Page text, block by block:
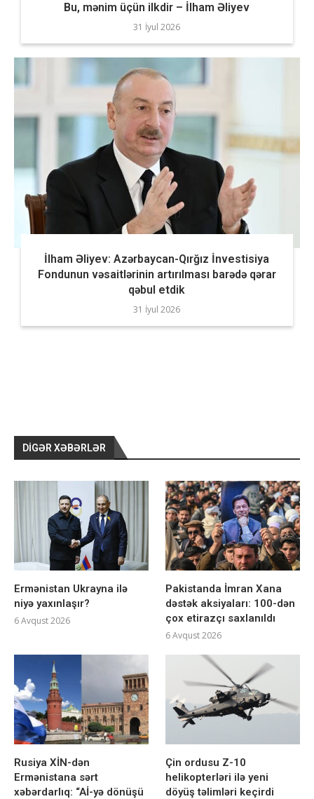
Bu, mənim üçün ilkdir – İlham Əliyev
31 İyul 2026
İlham Əliyev: Azərbaycan-Qırğız İnvestisiya
Fondunun vəsaitlərinin artırılması barədə qərar
qəbul etdik
31 İyul 2026
DIGƏR XƏBƏRLƏR
Ermənistan Ukrayna ilə
niyə yaxınlaşır?
6 Avqust 2026
Pakistanda İmran Xana
dəstək aksiyaları: 100-dən
çox etirazçı saxlanıldı
6 Avqust 2026
Rusiya XİN-dən
Ermənistana sərt
xəbərdarlıq: “Aİ-yə dönüşü
Çin ordusu Z-10
helikopterləri ilə yeni
döyüş təlimləri keçirdi